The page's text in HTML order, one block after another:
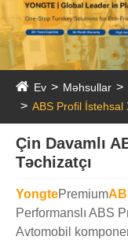
Ev Məhsullar
ABS Profil İstehsal
Çin Davamlı
Təchizatçı
YongtePremium
Performanslı ABS
Avtomobil